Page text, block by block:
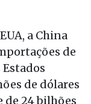
a China
de
de dólares
de 24 bilhões